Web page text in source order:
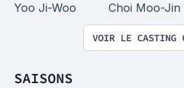
Yoo Ji-Woo
Choi Moo-Jin
VOIR LE CASTING
SAISONS